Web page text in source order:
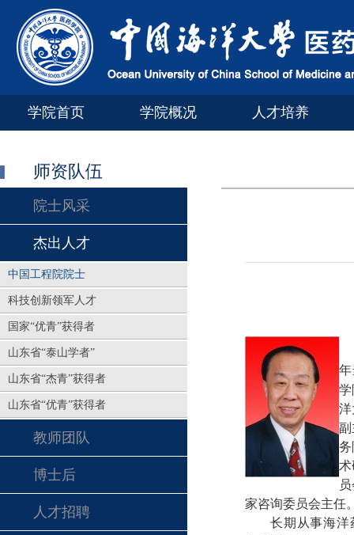
学院首页 学院概况 人才培养
师资队伍
院士风采
杰出人才
中国工程院院士
科技创新领军人才
国家“优青”获得者
山东省“泰山学者”
山东省“杰青”获得者
山东省“优青”获得者
教师团队
博士后
人才招聘
年
学
洋
副
务
术
家咨询委员会主任
长期从事海洋